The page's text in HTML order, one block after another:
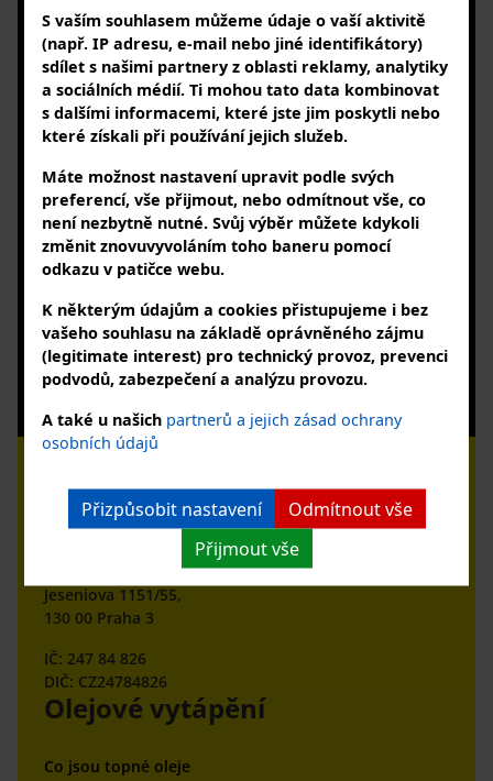
S vaším souhlasem můžeme údaje o vaší aktivitě
(např. IP adresu, e-mail nebo jiné identifikátory)
sdílet s našimi partnery z oblasti reklamy, analytiky
a sociálních médií. Ti mohou tato data kombinovat
s dalšími informacemi, které jste jim poskytli nebo
které získali při používání jejich služeb.
Máte možnost nastavení upravit podle svých
preferencí, vše přijmout, nebo odmítnout vše, co
není nezbytně nutné. Svůj výběr můžete kdykoli
změnit znovuvyvoláním toho baneru pomocí
odkazu v patičce webu.
K některým údajům a cookies přistupujeme i bez
vašeho souhlasu na základě oprávněného zájmu
(legitimate interest) pro technický provoz, prevenci
podvodů, zabezpečení a analýzu provozu.
A také u našich partnerů a jejich zásad ochrany
osobních údajů
Přizpůsobit nastavení
Odmítnout vše
Přijmout vše
Buk 37, 262 31 Milín - Buk
PO – PÁ: 7:30 – 16:00 hod.
SLEDUJTE NÁS
na sociálních sítích
telefonicky nebo e-mailem
+420 727 863 123
info@powerheat.cz, info@bohemianoil.cz
PŘIHLAŠTE SE K NÁM
a k odběru našeho newsletteru
Souhlasím se zpracováním osobních údajů
Jeseniova 1151/55,
130 00 Praha 3
IČ: 247 84 826
DIČ: CZ24784826
Olejové vytápění
Co jsou topné oleje